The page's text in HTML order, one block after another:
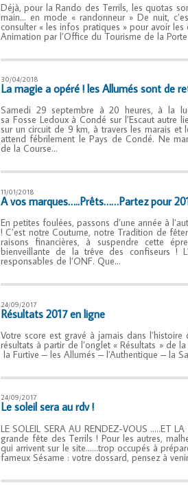
Déjà, pour la Rando des Terrils, les quotas
main… en mode « randonneur » De nuit,
consulter « les infos pratiques » pour avoir
Animation par l’Office du Tourisme de la
30/04/2018
La magie a opéré ! les Allumés sont de
Samedi 29 septembre à 20 heures, à la
sa Fosse Ledoux à Condé sur l’Escaut
sur un circuit de 9 km, à travers les marais
attend fébrilement le Pays de Condé. Ne
de la Course…
11/01/2018
A vos marques…..Prêts……Partez pour
En petites foulées, passons d’une année à
! C’est notre Coutume, notre Tradition de
raisons financières, à suspendre cette
bienveillante de la trêve des confiseurs !
responsables de l’ONF. Que…
24/09/2017
Résultats 2017 en ligne
Votre score est gravé à jamais dans
résultats à partir de l’onglet « Résultats » de
la Furtive – les Allumés – l’Authentique – la
24/09/2017
Le soleil sera au rdv !
LE SOLEIL SERA AU RENDEZ-VOUS …..ET
grande fête des Terrils ! Pour les autres,
qui arrivent sur le site……trop occupés à
fameux Sésame : votre dossard, pensez à